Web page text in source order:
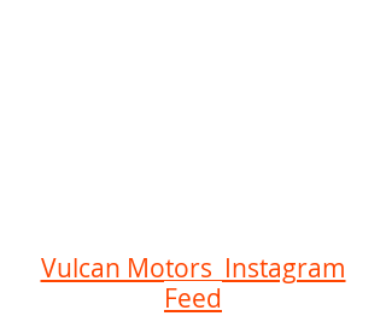
Vulcan Motors Instagram
Feed